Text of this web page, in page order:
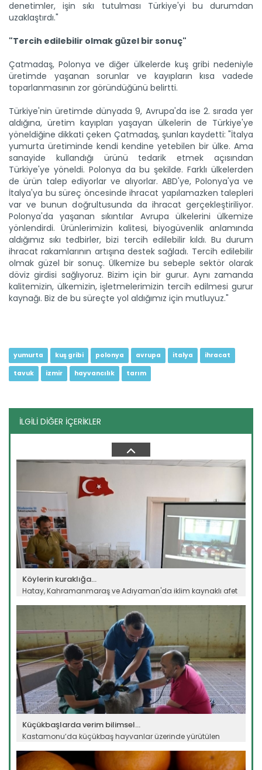
denetimler, işin sıkı tutulması Türkiye'yi bu durumdan
uzaklaştırdı."
"Tercih edilebilir olmak güzel bir sonuç"
Çatmadaş, Polonya ve diğer ülkelerde kuş gribi nedeniyle
üretimde yaşanan sorunlar ve kayıpların kısa vadede
toparlanmasının zor göründüğünü belirtti.
Türkiye'nin üretimde dünyada 9, Avrupa'da ise 2. sırada yer
aldığına, üretim kayıpları yaşayan ülkelerin de Türkiye'ye
yöneldiğine dikkati çeken Çatmadaş, şunları kaydetti: "İtalya
yumurta üretiminde kendi kendine yetebilen bir ülke. Ama
sanayide kullandığı ürünü tedarik etmek açısından
Türkiye'ye yöneldi. Polonya da bu şekilde. Farklı ülkelerden
de ürün talep ediyorlar ve alıyorlar. ABD'ye, Polonya'ya ve
İtalya'ya bu süreç öncesinde ihracat yapılamazken talepleri
var ve bunun doğrultusunda da ihracat gerçekleştiriliyor.
Polonya'da yaşanan sıkıntılar Avrupa ülkelerini ülkemize
yönlendirdi. Ürünlerimizin kalitesi, biyogüvenlik anlamında
aldığımız sıkı tedbirler, bizi tercih edilebilir kıldı. Bu durum
ihracat rakamlarının artışına destek sağladı. Tercih edilebilir
olmak güzel bir sonuç. Ülkemize bu sebeple sektör olarak
döviz girdisi sağlıyoruz. Bizim için bir gurur. Aynı zamanda
kalitemizin, ülkemizin, işletmelerimizin tercih edilmesi gurur
kaynağı. Biz de bu süreçte yol aldığımız için mutluyuz."
yumurta kuş gribi polonya avrupa italya ihracat
tavuk izmir hayvancılık tarım
İLGİLİ DİĞER İÇERİKLER
Antalya, Isparta ve Burdur'daki firmalardan yapılan yaş
meyve ve...
Su ürünleri ihracatında...
Balıkçılık ve Su Ürünleri Genel Müdürü Turgay Türkyılmaz, su...
Devamını Oku ->
Dev çekirgelerin insanlara...
Diyarbakır’da da görülen uzunluğu 25 santimetreye kadar
Türk kuru meyve sektörü...
Çekirdeksiz kuru üzüm, kuru incir ve kuru kayısıdaki yüksek...
Devamını Oku ->
Köylerin kuraklığa...
Hatay, Kahramanmaraş ve Adıyaman'da iklim kaynaklı afet
Küçükbaşlarda verim bilimsel...
Kastamonu’da küçükbaş hayvanlar üzerinde yürütülen
Devamını Oku ->